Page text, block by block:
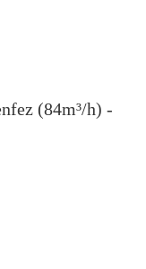
(84m³/h) -